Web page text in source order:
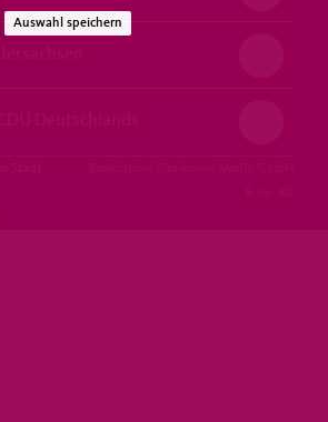
Auswahl speichern